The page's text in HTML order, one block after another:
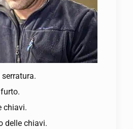
chiavi.
delle chiavi.